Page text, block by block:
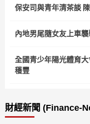
保安司與青年清茶談
內地男尾隨女友上車
全國青少年陽光體育
穫豐
財經新聞 (Finance-